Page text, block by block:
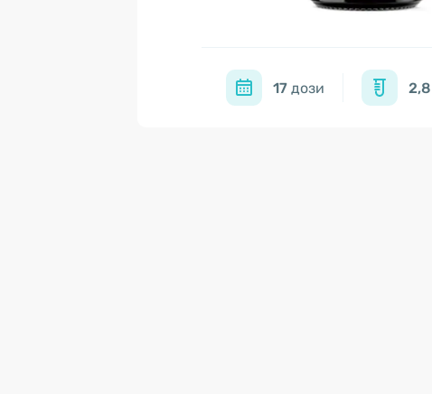
17 дози 2,8